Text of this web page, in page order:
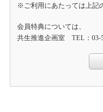
※ご利用にあたっては上記
会員特典については、
共生推進企画室 TEL：03-